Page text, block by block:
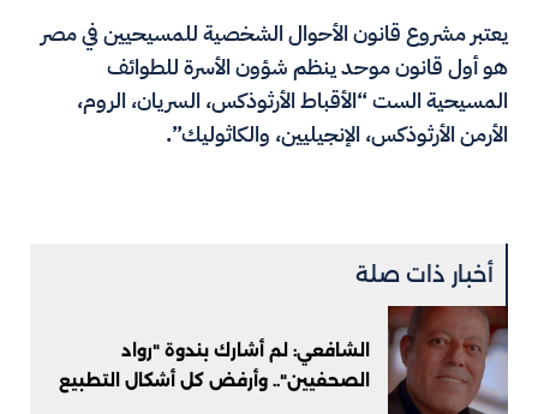
يعتبر مشروع قانون الأحوال الشخصية للمسيحيين في مصر
هو أول قانون موحد ينظم شؤون الأسرة للطوائف
المسيحية الست “الأقباط الأرثوذكس، السريان، الروم،
الأرمن الأرثوذكس، الإنجيليين، والكاثوليك”.
أخبار ذات صلة
الشافعي: لم أشارك بندوة "رواد
الصحفيين".. وأرفض كل أشكال التطبيع